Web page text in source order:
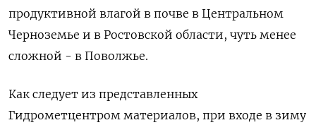
продуктивной влагой в почве в Центральном
Черноземье и в Ростовской области, чуть менее
сложной - в Поволжье.
Как следует из представленных
Гидрометцентром материалов, при входе в зиму